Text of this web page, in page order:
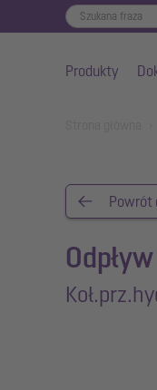
Produkty
Powrót